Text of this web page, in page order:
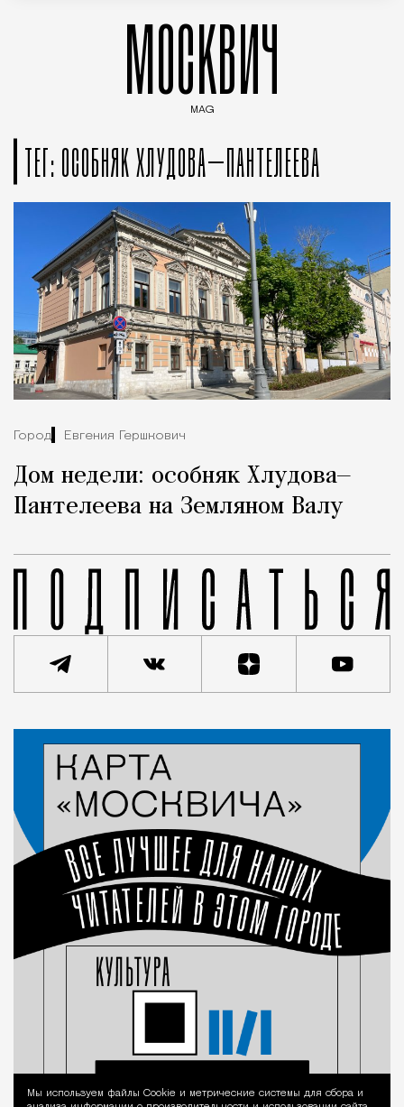
МОСКВИЧ
MAG
ТЕГ: ОСОБНЯК ХЛУДОВА–ПАНТЕЛЕЕВА
Город Евгения Гершкович
Дом недели: особняк Хлудова—
Пантелеева на Земляном Валу
Мы используем файлы Сookie и метрические системы для сбора и